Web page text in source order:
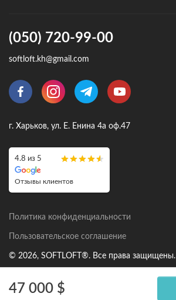
(050) 720-99-00
softloft.kh@gmail.com
г. Харьков, ул. Е. Енина 4а оф.47
4.8 из 5
Отзывы клиентов
Политика конфиденциальности
Пользовательское соглашение
© 2026, SOFTLOFT®. Все права защищены.
47 000 $